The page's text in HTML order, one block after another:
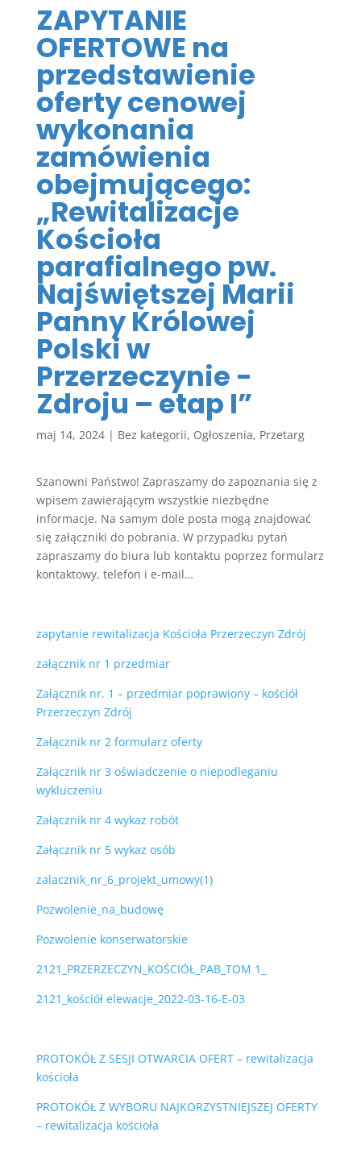
ZAPYTANIE
OFERTOWE na
przedstawienie
oferty cenowej
wykonania
zamówienia
obejmującego:
„Rewitalizacje
Kościoła
parafialnego pw.
Najświętszej Marii
Panny Królowej
Polski w
Przerzeczynie -
Zdroju – etap I”
maj 14, 2024| Bez kategorii, Ogłoszenia, Przetarg
Szanowni Państwo! Zapraszamy do zapoznania się z
wpisem zawierającym wszystkie niezbędne
informacje. Na samym dole posta mogą znajdować
się załączniki do pobrania. W przypadku pytań
zapraszamy do biura lub kontaktu poprzez formularz
kontaktowy, telefon i e-mail…
zapytanie rewitalizacja Kościoła Przerzeczyn Zdrój
załącznik nr 1 przedmiar
Załącznik nr. 1 – przedmiar poprawiony – kościół
Przerzeczyn Zdrój
Załącznik nr 2 formularz oferty
Załącznik nr 3 oświadczenie o niepodleganiu
wykluczeniu
Załącznik nr 4 wykaz robót
Załącznik nr 5 wykaz osób
zalacznik_nr_6_projekt_umowy(1)
Pozwolenie_na_budowę
Pozwolenie konserwatorskie
2121_PRZERZECZYN_KOŚCIÓŁ_PAB_TOM 1_
2121_kościół elewacje_2022-03-16-E-03
PROTOKÓŁ Z SESJI OTWARCIA OFERT – rewitalizacja
kościoła
PROTOKÓŁ Z WYBORU NAJKORZYSTNIEJSZEJ OFERTY
– rewitalizacja kościoła